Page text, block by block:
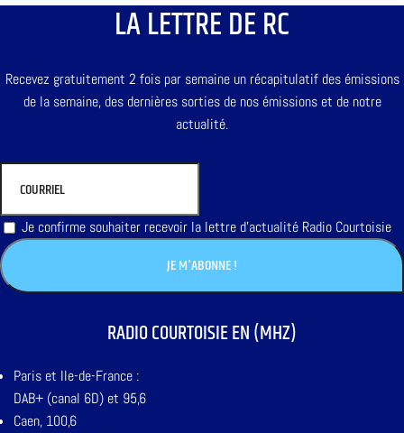
LA LETTRE DE RC
Recevez gratuitement 2 fois par semaine un récapitulatif des émissions
de la semaine, des dernières sorties de nos émissions et de notre
actualité.
Je confirme souhaiter recevoir la lettre d'actualité Radio Courtoisie
RADIO COURTOISIE EN (MHZ)
Paris et Ile-de-France :
DAB+ (canal 6D) et 95,6
Caen, 100,6